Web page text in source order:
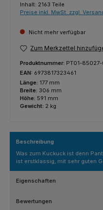
Inhalt: 2163 Teile
Preise inkl. MwSt. zzgl.
Nicht mehr verfügbar
Zum Merkzettel
Produktnummer: PT01-85027-
EAN: 6973817323461
Länge: 177 mm
Breite: 306 mm
Höhe: 591 mm
Gewicht: 2 kg
Beschreibung
Was zum Kuckuck ist denn
ist erstklassig, mit sehr guten
Eigenschaften
Bewertungen